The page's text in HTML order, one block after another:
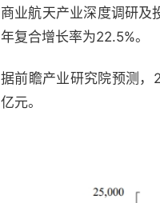
商业航天产业深度调研
年复合增长率为22.5%。
据前瞻产业研究院预测
亿元。